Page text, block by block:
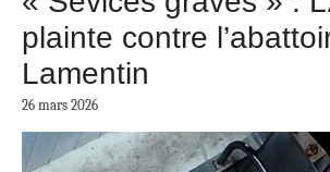
plainte contre
Lamentin
26 mars 2026